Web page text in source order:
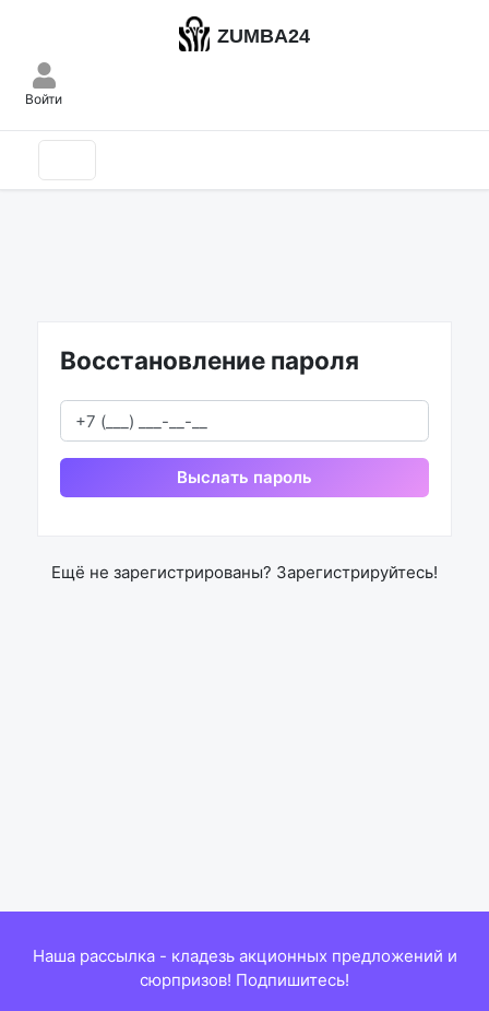
ZUMBA24
Войти
Восстановление пароля
Выслать пароль
Ещё не зарегистрированы? Зарегистрируйтесь!
Наша рассылка - кладезь акционных предложений и
сюрпризов! Подпишитесь!